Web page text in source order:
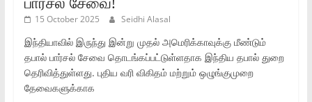
15 October 2025 Seidhi Alasal
இந்தியாவில் இருந்து இன்று முதல் அமெரிக்காவுக்கு மீண்டும்
தபால் பார்சல் சேவை தொடங்கப்பட்டுள்ளதாக இந்திய தபால் துறை
தெரிவித்துள்ளது. புதிய வரி விகிதம் மற்றும் ஒழுங்குமுறை
தேவைகளுக்காக